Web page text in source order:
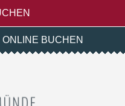
ONLINE BUCHEN